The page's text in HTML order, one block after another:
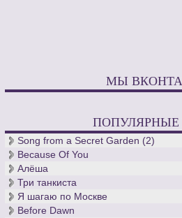
МЫ
Song from a Secret Garden (2)
Because Of You
Алёша
Три танкиста
Я шагаю по Москве
Before Dawn